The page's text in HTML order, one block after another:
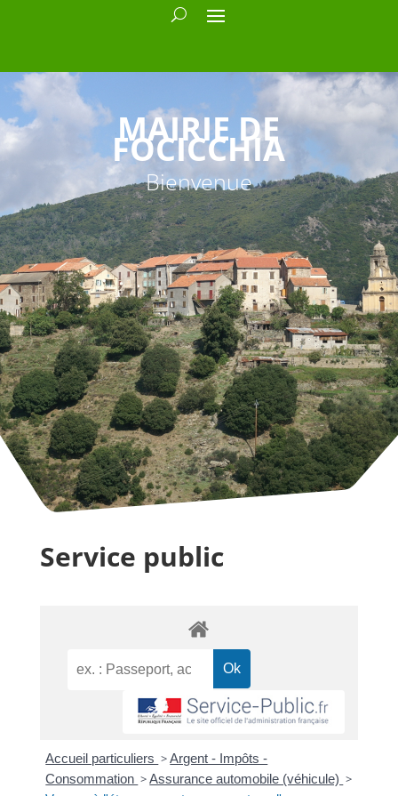
MAIRIE DE
FOCICCHIA
Bienvenue
Service public
Accueil particuliers >Argent - Impôts -
Consommation >Assurance automobile (véhicule) >